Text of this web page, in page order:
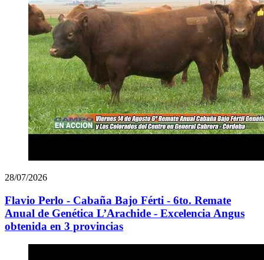
28/07/2026
Flavio Perlo - Cabaña Bajo Férti - 6to. Remate
Anual de Genética L’Arachide - Excelencia Angus
obtenida en 3 provincias